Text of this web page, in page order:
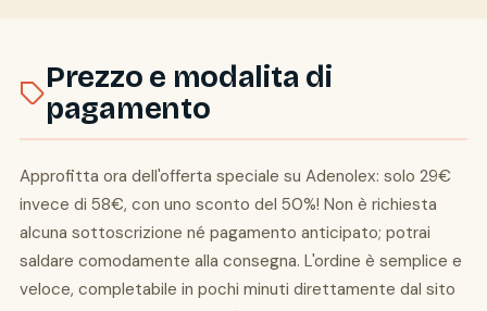
Prezzo e modalita di
pagamento
Approfitta ora dell'offerta speciale su Adenolex: solo 29€
invece di 58€, con uno sconto del 50%! Non è richiesta
alcuna sottoscrizione né pagamento anticipato; potrai
saldare comodamente alla consegna. L'ordine è semplice e
veloce, completabile in pochi minuti direttamente dal sito